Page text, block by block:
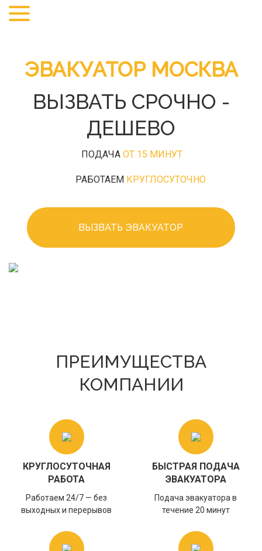
ЭВАКУАТОР МОСКВА
ВЫЗВАТЬ СРОЧНО -
ДЕШЕВО
ПОДАЧА ОТ 15 МИНУТ
РАБОТАЕМ КРУГЛОСУТОЧНО
ВЫЗВАТЬ ЭВАКУАТОР
ПРЕИМУЩЕСТВА
КОМПАНИИ
КРУГЛОСУТОЧНАЯ
РАБОТА
Работаем 24/7 — без
выходных и перерывов
БЫСТРАЯ ПОДАЧА
ЭВАКУАТОРА
Подача эвакуатора в
течение 20 минут